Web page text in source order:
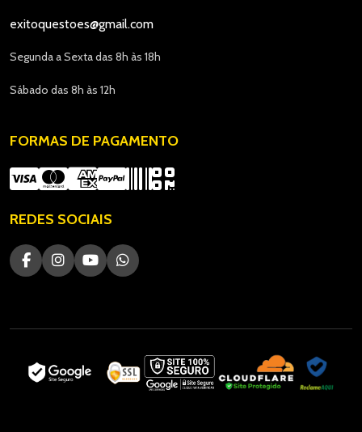
exitoquestoes@gmail.com
Segunda a Sexta das 8h às 18h
Sábado das 8h às 12h
FORMAS DE PAGAMENTO
REDES SOCIAIS